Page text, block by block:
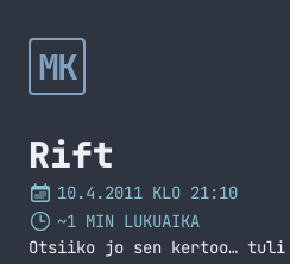
MK
Rift
10.4.2011 KLO 21:10
~1 MIN LUKUAIKA
Otsiiko jo sen kertoo… tuli